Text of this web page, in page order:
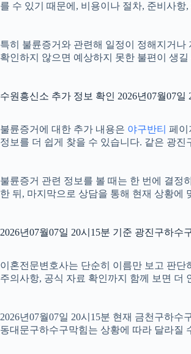
를 수 있기 때문에, 비용이나 절차, 준비사
특히 불륜증거와 관련해 일정이 정해지거나
확인하지 않으면 예상하지 못한 불편이 생
수원흥신소 추가 정보 확인 2026년07월07일
불륜증거에 대한 추가 내용은 야구반티 페이
정보를 더 쉽게 찾을 수 있습니다. 같은 광
불륜증거 관련 정보를 볼 때는 한 번에 결정
한 뒤, 마지막으로 상담을 통해 현재 상황에
2026년07월07일 20시15분 기준 광진구하수
이혼전문변호사는 단순히 이름만 보고 판단
주의사항, 공식 자료 확인까지 함께 보면 더
2026년07월07일 20시15분 현재 금천구하
동대문구하수구막힘는 상황에 따라 달라질